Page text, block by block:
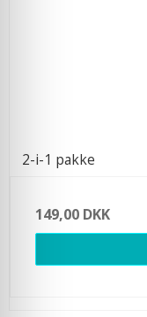
2-i-1 pakke
149,00 DKK